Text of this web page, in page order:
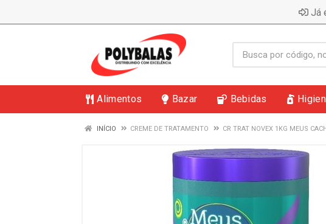
Já
Alimentos Bazar Bebidas
INÍCIO CREME DE TRATAMENTO CR TRAT NOVEX 1KG MEUS